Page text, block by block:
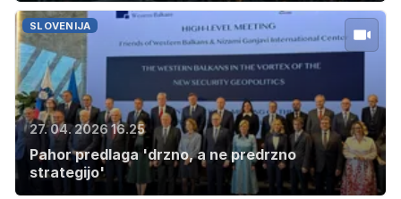
SLOVENIJA
27. 04. 2026 16.25
Pahor predlaga 'drzno, a ne predrzno
strategijo'